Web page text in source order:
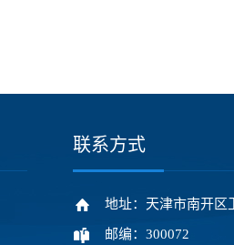
联系方式
地址：天津市南开区
邮编：300072